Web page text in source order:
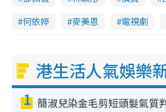
何依婷
麥美恩 電視劇
港生活人氣娛樂
1